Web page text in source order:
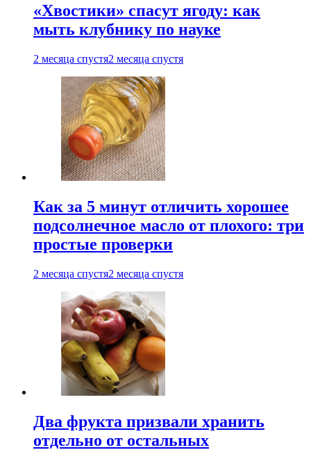
«Хвостики» спасут ягоду: как
мыть клубнику по науке
2 месяца спустя2 месяца спустя
Как за 5 минут отличить хорошее
подсолнечное масло от плохого: три
простые проверки
2 месяца спустя2 месяца спустя
Два фрукта призвали хранить
отдельно от остальных